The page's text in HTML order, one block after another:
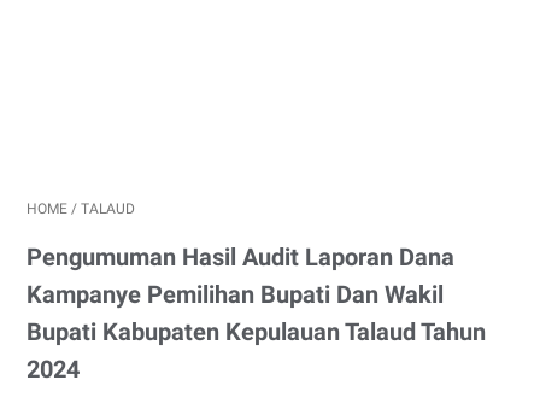
HOME / TALAUD
Pengumuman Hasil Audit Laporan Dana
Kampanye Pemilihan Bupati Dan Wakil
Bupati Kabupaten Kepulauan Talaud Tahun
2024